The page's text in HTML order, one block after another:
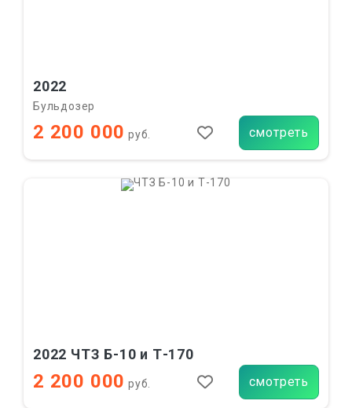
2022
Бульдозер
2 200 000 руб. смотреть
2022 ЧТЗ Б-10 и Т-170
2 200 000 руб. смотреть